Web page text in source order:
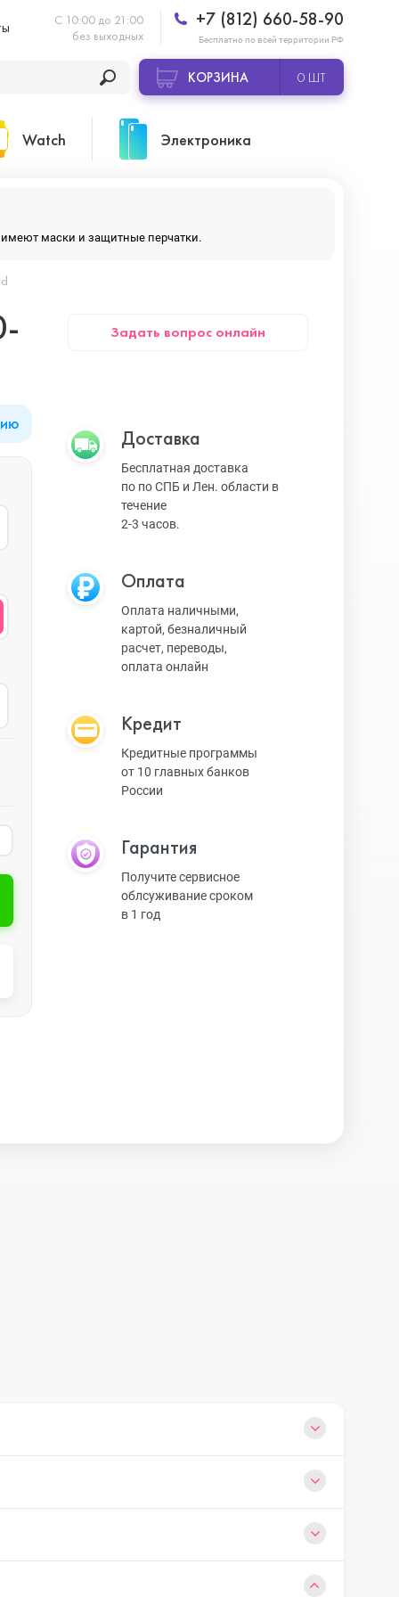
С 10:00 до 21:00
без выходных
+7 (812) 660-58-90
Бесплатно по всей территории РФ
КОРЗИНА 0 ШТ
Watch
Apple Watch Series 9
Apple Watch Ultra 3
Apple Watch Ultra
Apple Watch SE 2023
Apple Watch SE 2022
Apple Watch Series 8
Watch SE
Электроника
Умные часы, браслеты
Защитные стекла
имеют маски и защитные перчатки.
Задать вопрос онлайн
Доставка
Бесплатная доставка
по по СПБ и Лен. области в
течение
2-3 часов.
Оплата
Оплата наличными,
картой, безналичный
расчет, переводы,
оплата онлайн
Кредит
Кредитные программы
от 10 главных банков
России
Гарантия
Получите сервисное
облсуживание сроком
в 1 год